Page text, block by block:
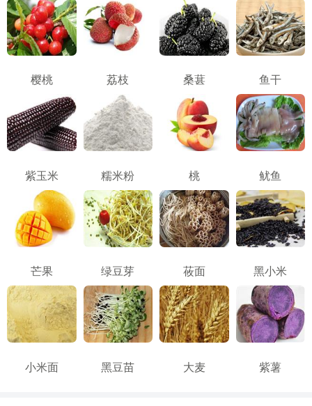
樱桃 荔枝 桑葚 鱼干
紫玉米 糯米粉 桃 鱿鱼
芒果 绿豆芽 莜面 黑小米
小米面 黑豆苗 大麦 紫薯